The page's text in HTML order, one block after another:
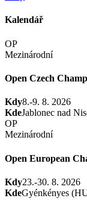
Kalendář
OP
Mezinárodní
Open Czech
Kdy8.-9. 8. 2026
KdeJablonec nad
OP
Mezinárodní
Open European
Kdy23.-30. 8. 2026
KdeGyénkényes